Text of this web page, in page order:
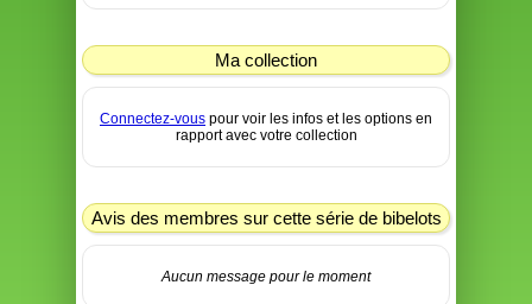
Ma collection
Connectez-vous pour voir les infos et les options en
rapport avec votre collection
Avis des membres sur cette série de bibelots
Aucun message pour le moment